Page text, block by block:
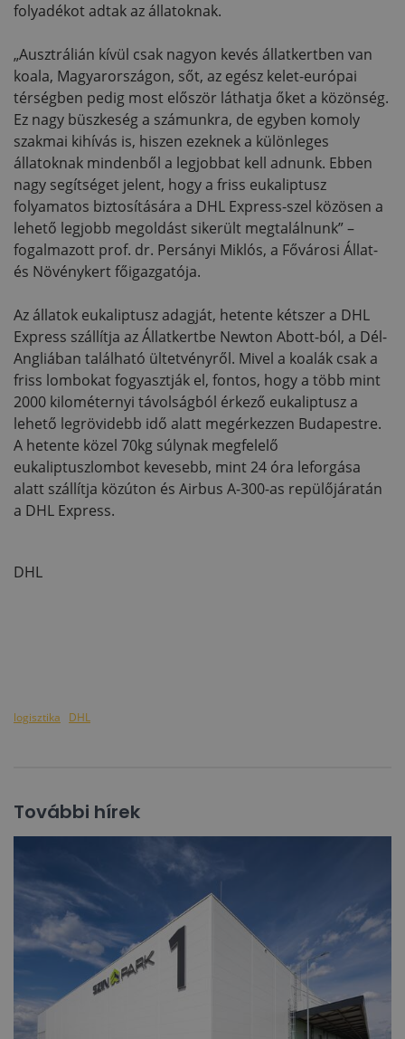
folyadékot adtak az állatoknak.
„Ausztrálián kívül csak nagyon kevés állatkertben van
koala, Magyarországon, sőt, az egész kelet-európai
térségben pedig most először láthatja őket a közönség.
Ez nagy büszkeség a számunkra, de egyben komoly
szakmai kihívás is, hiszen ezeknek a különleges
állatoknak mindenből a legjobbat kell adnunk. Ebben
nagy segítséget jelent, hogy a friss eukaliptusz
folyamatos biztosítására a DHL Express-szel közösen a
lehető legjobb megoldást sikerült megtalálnunk” –
fogalmazott prof. dr. Persányi Miklós, a Fővárosi Állat-
és Növénykert főigazgatója.
Az állatok eukaliptusz adagját, hetente kétszer a DHL
Express szállítja az Állatkertbe Newton Abott-ból, a Dél-
Angliában található ültetvényről. Mivel a koalák csak a
friss lombokat fogyasztják el, fontos, hogy a több mint
2000 kilométernyi távolságból érkező eukaliptusz a
lehető legrövidebb idő alatt megérkezzen Budapestre.
A hetente közel 70kg súlynak megfelelő
eukaliptuszlombot kevesebb, mint 24 óra leforgása
alatt szállítja közúton és Airbus A-300-as repülőjáratán
a DHL Express.
DHL
logisztika DHL
További hírek